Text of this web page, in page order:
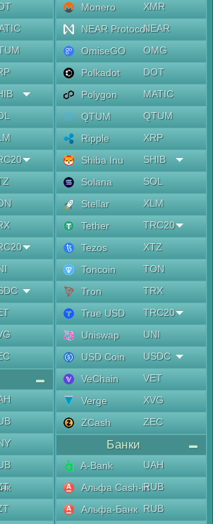
Monero
XMR
NEAR ProtocolNEAR
OmiseGO
OMG
Polkadot
DOT
Polygon
MATIC
QTUM
QTUM
Ripple
XRP
Shiba Inu
SHIB
Solana
SOL
Stellar
XLM
Tether
TRC20
Tezos
XTZ
Toncoin
TON
Tron
TRX
True USD
TRC20
Uniswap
UNI
USD Coin
USDC
VeChain
VET
Verge
XVG
ZCash
ZEC
Банки
A-Bank
UAH
Альфа Cash-inRUB
Альфа-Банк RUB